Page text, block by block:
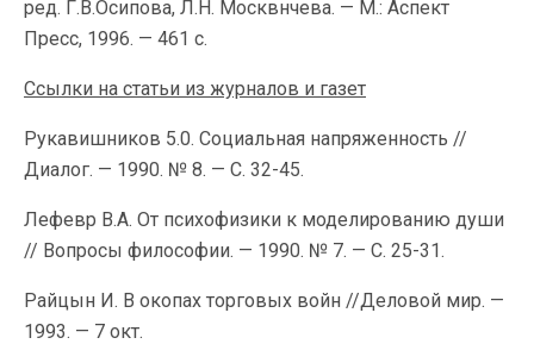
ред. Г.В.Осипова, Л.Н. Москвнчева. — М.: Аспект
Пресс, 1996. — 461 с.
Ссылки на статьи из журналов и газет
Рукавишников 5.0. Социальная напряженность //
Диалог. — 1990. № 8. — С. 32-45.
Лефевр В.А. От психофизики к моделированию души
// Вопросы филосо­фии. — 1990. № 7. — С. 25-31.
Райцын И. В окопах торговых войн //Деловой мир. —
1993. — 7 окт.